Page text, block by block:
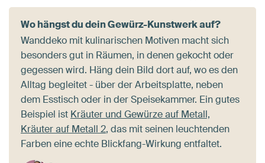
Wo hängst du dein Gewürz-Kunstwerk auf?
Wanddeko mit kulinarischen Motiven macht sich
besonders gut in Räumen, in denen gekocht oder
gegessen wird. Häng dein Bild dort auf, wo es den
Alltag begleitet - über der Arbeitsplatte, neben
dem Esstisch oder in der Speisekammer. Ein gutes
Beispiel ist Kräuter und Gewürze auf Metall,
Kräuter auf Metall 2, das mit seinen leuchtenden
Farben eine echte Blickfang-Wirkung entfaltet.